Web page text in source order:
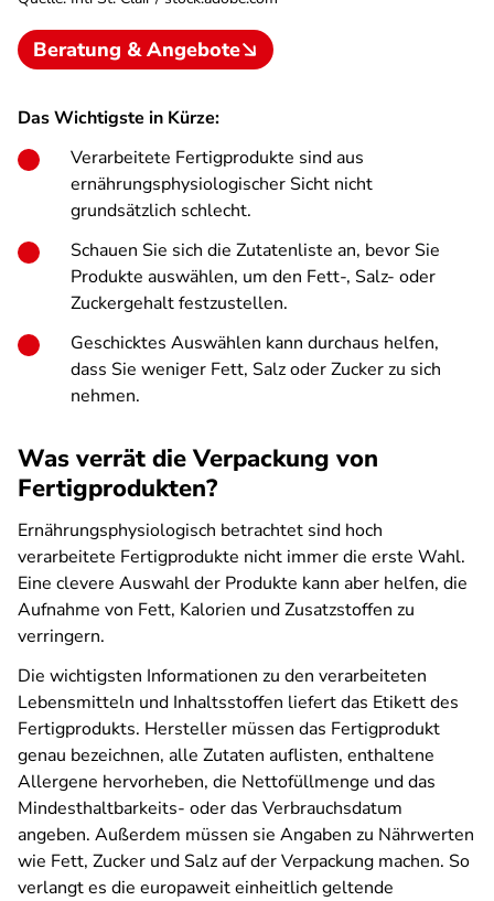
Beratung & Angebote
Das Wichtigste in Kürze:
Verarbeitete Fertigprodukte sind aus
ernährungsphysiologischer Sicht nicht
grundsätzlich schlecht.
Schauen Sie sich die Zutatenliste an, bevor Sie
Produkte auswählen, um den Fett-, Salz- oder
Zuckergehalt festzustellen.
Geschicktes Auswählen kann durchaus helfen,
dass Sie weniger Fett, Salz oder Zucker zu sich
nehmen.
Was verrät die Verpackung von
Fertigprodukten?
Ernährungsphysiologisch betrachtet sind hoch
verarbeitete Fertigprodukte nicht immer die erste Wahl.
Eine clevere Auswahl der Produkte kann aber helfen, die
Aufnahme von Fett, Kalorien und Zusatzstoffen zu
verringern.
Die wichtigsten Informationen zu den verarbeiteten
Lebensmitteln und Inhaltsstoffen liefert das Etikett des
Fertigprodukts. Hersteller müssen das Fertigprodukt
genau bezeichnen, alle Zutaten auflisten, enthaltene
Allergene hervorheben, die Nettofüllmenge und das
Mindesthaltbarkeits- oder das Verbrauchsdatum
angeben. Außerdem müssen sie Angaben zu Nährwerten
wie Fett, Zucker und Salz auf der Verpackung machen. So
verlangt es die europaweit einheitlich geltende